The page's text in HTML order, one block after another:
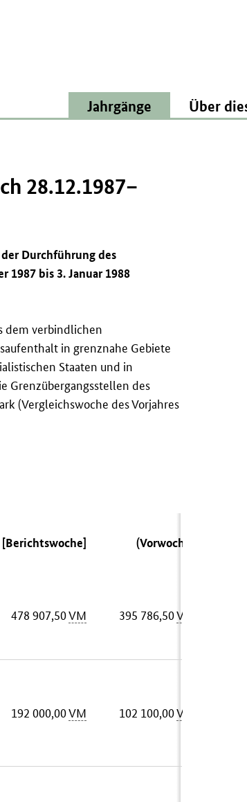
Jahrgänge Über
28.12.1987–
Durchführung des
bis 3. Januar 1988
dem verbindlichen
in grenznahe Gebiete
Staaten und in
Grenzübergangsstellen des
(Vergleichswoche des Vorjahres
[Berichtswoche] (Vorwoche)
478 907,50VM 395 786,50VM
192 000,00VM 102 100,00VM